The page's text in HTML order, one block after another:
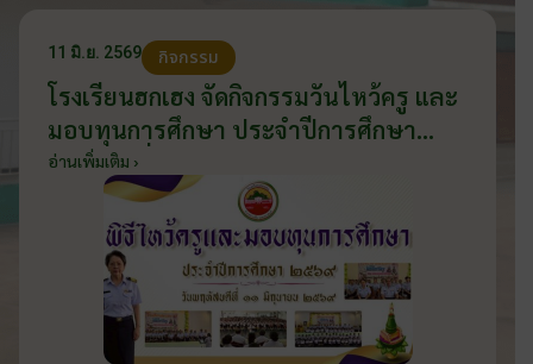
11 มิ.ย. 2569 กิจกรรม
โรงเรียนฮกเฮง จัดกิจกรรมวันไหว้ครู และ
มอบทุนการศึกษา ประจำปีการศึกษา
2569 วันที่ 11 มิถุนายน 2569
อ่านเพิ่มเติม ›